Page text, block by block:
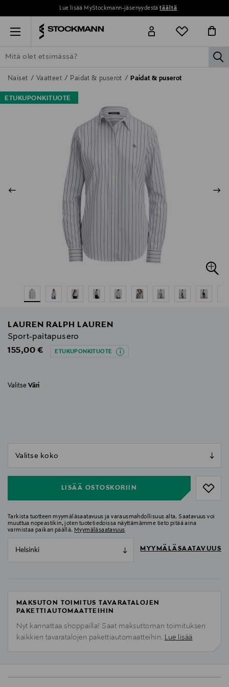
Lue lisää MyStockmann-jäsenyydestätäältä
Menu
ETSI KAIKKI NAISET MIEHET LAPSET KOTI
Naiset Vaatteet Paidat & puserot Paidat & puserot
ETUKUPONKITUOTE
LAUREN RALPH LAUREN
Sport-paitapusero
Original Price
155,00 € ETUKUPONKITUOTE
Valitse Väri
LISÄÄ OSTOSKORIIN
Tarkista tuotteen myymäläsaatavuus ja varausmahdollisuus alta. Saatavuus voi
muuttua nopeastikin, joten tuotetiedoissa näyttämämme tieto pitää aina
varmistaa paikan päällä. Myymäläsaatavuus
Helsinki MYYMÄLÄSAATAVUUS
MAKSUTON TOIMITUS TAVARATALOJEN
PAKETTIAUTOMAATTEIHIN
Nyt kannattaa shoppailla! Saat maksuttoman toimituksen
kaikkien tavaratalojen pakettiautomaatteihin. Lue lisää